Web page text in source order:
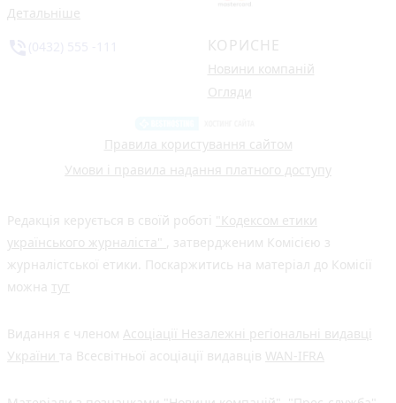
Детальніше
КОРИСНЕ
Новини компаній
Огляди
Правила користування сайтом
Умови і правила надання платного доступу
Редакція керується в своїй роботі "Кодексом етики
українського журналіста" , затвердженим Комісією з
журналістської етики. Поскаржитись на матеріал до Комісії
можна тут
Видання є членом Асоціації Незалежні регіональні видавці
України та Всесвітньої асоціації видавців WAN-IFRA